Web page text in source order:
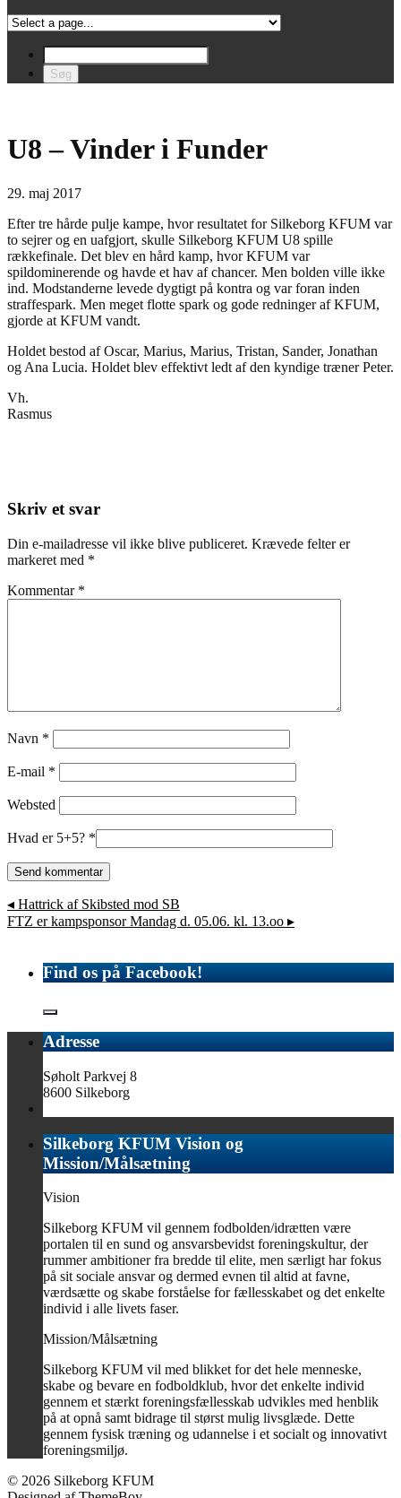
U8 – Vinder i Funder
29. maj 2017
Efter tre hårde pulje kampe, hvor resultatet for Silkeborg KFUM var
to sejrer og en uafgjort, skulle Silkeborg KFUM U8 spille
rækkefinale. Det blev en hård kamp, hvor KFUM var
spildominerende og havde et hav af chancer. Men bolden ville ikke
ind. Modstanderne levede dygtigt på kontra og var foran inden
straffespark. Men meget flotte spark og gode redninger af KFUM,
gjorde at KFUM vandt.
Holdet bestod af Oscar, Marius, Marius, Tristan, Sander, Jonathan
og Ana Lucia. Holdet blev effektivt ledt af den kyndige træner Peter.
Vh.
Rasmus
Skriv et svar
Din e-mailadresse vil ikke blive publiceret. Krævede felter er
markeret med *
Kommentar *
Navn *
E-mail *
Websted
Hvad er 5+5? *
◂ Hattrick af Skibsted mod SB
FTZ er kampsponsor Mandag d. 05.06. kl. 13.oo ▸
Find os på Facebook!
Adresse
Søholt Parkvej 8
8600 Silkeborg
Silkeborg KFUM Vision og
Mission/Målsætning
Vision
Silkeborg KFUM vil gennem fodbolden/idrætten være
portalen til en sund og ansvarsbevidst foreningskultur, der
rummer ambitioner fra bredde til elite, men særligt har fokus
på sit sociale ansvar og dermed evnen til altid at favne,
værdsætte og skabe forståelse for fællesskabet og det enkelte
individ i alle livets faser.
Mission/Målsætning
Silkeborg KFUM vil med blikket for det hele menneske,
skabe og bevare en fodboldklub, hvor det enkelte individ
gennem et stærkt foreningsfællesskab udvikles med henblik
på at opnå samt bidrage til størst mulig livsglæde. Dette
gennem fysisk træning og udannelse i et socialt og innovativt
foreningsmiljø.
© 2026 Silkeborg KFUM